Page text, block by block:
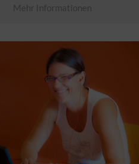
Mehr Informationen